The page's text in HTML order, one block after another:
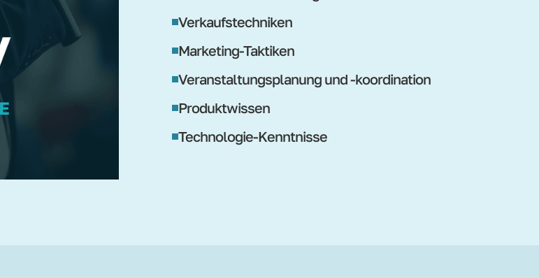
Verkaufstechniken
Marketing-Taktiken
Veranstaltungsplanung und -koordination
Produktwissen
Technologie-Kenntnisse